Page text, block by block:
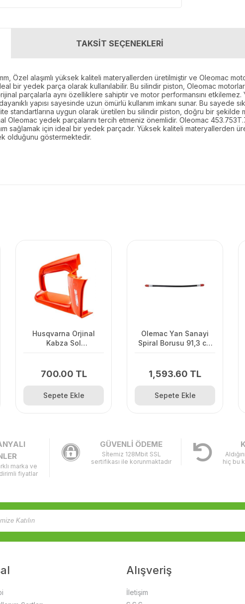
TAKSİT SEÇENEKLERİ
Özel alaşımlı yüksek kaliteli materyallerden üretilmiştir ve Oleomac
bir yedek parça olarak kullanılabilir. Bu silindir piston, Oleomac
parçalarla aynı özelliklere sahiptir ve motor performansını etkilemez.
yapısı sayesinde uzun ömürlü kullanım imkanı sunar. Bu sayede
standartlarına uygun olarak üretilen bu silindir piston, doğru bir şekilde
Oleomac yedek parçalarını tercih etmeniz önemlidir. Oleomac
sağlamak için ideal bir yedek parçadır. Yüksek kaliteli materyallerden
olduğunu göstermektedir.
Husqvarna Orjinal
Kabza Sol
700.00 TL
Sepete Ekle
Olemac Yan Sanayi
Spiral Borusu 91,3 cm
1,593.60 TL
Sepete Ekle
marka ve
fiyatlar
GÜVENLİ ÖDEME
Sİtemiz 128Mbit SSL
sertifikası ile korunmaktadır
hiç bu
Alışveriş
İletişim